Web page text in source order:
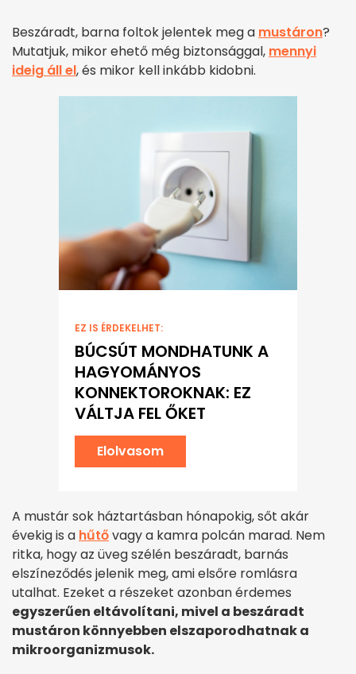
Beszáradt, barna foltok jelentek meg a mustáron?
Mutatjuk, mikor ehető még biztonsággal, mennyi
ideig áll el, és mikor kell inkább kidobni.
EZ IS ÉRDEKELHET:
BÚCSÚT MONDHATUNK A
HAGYOMÁNYOS
KONNEKTOROKNAK: EZ
VÁLTJA FEL ŐKET
Elolvasom
A mustár sok háztartásban hónapokig, sőt akár
évekig is a hűtővagy a kamra polcán marad. Nem
ritka, hogy az üveg szélén beszáradt, barnás
elszíneződés jelenik meg, ami elsőre romlásra
utalhat. Ezeket a részeket azonban érdemes
egyszerűen eltávolítani, mivel a beszáradt
mustáron könnyebben elszaporodhatnak a
mikroorganizmusok.